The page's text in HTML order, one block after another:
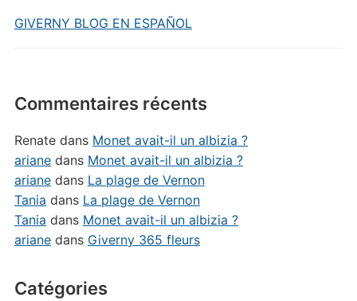
GIVERNY BLOG EN ESPAÑOL
Commentaires récents
Renatedans Monet avait-il un albizia ?
arianedans Monet avait-il un albizia ?
arianedans La plage de Vernon
Tania dans La plage de Vernon
Tania dans Monet avait-il un albizia ?
arianedans Giverny 365 fleurs
Catégories